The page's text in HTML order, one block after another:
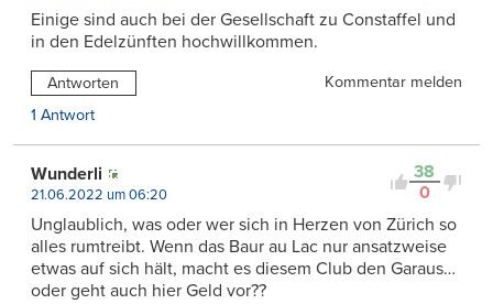
Einige sind auch bei der Gesellschaft zu Constaffel und
in den Edelzünften hochwillkommen.
Antworten
Kommentar melden
1 Antwort
38
0
Wunderli
21.06.2022 um 06:20
Unglaublich, was oder wer sich in Herzen von Zürich so
alles rumtreibt. Wenn das Baur au Lac nur ansatzweise
etwas auf sich hält, macht es diesem Club den Garaus…
oder geht auch hier Geld vor??